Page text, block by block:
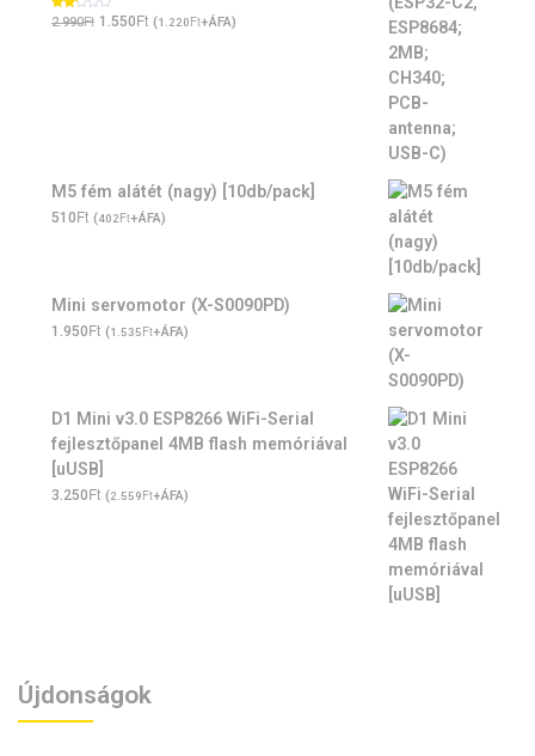
Értékelés:
2.00
2.990Ft Original
1.550FtCurrent
(1.220Ft+ÁFA)
M5 fém alátét (nagy) [10db/pack]
510Ft (402Ft+ÁFA)
Mini servomotor (X-S0090PD)
1.950Ft (1.535Ft+ÁFA)
D1 Mini v3.0 ESP8266 WiFi-Serial
fejlesztőpanel 4MB flash memóriával
[uUSB]
3.250Ft (2.559Ft+ÁFA)
Újdonságok